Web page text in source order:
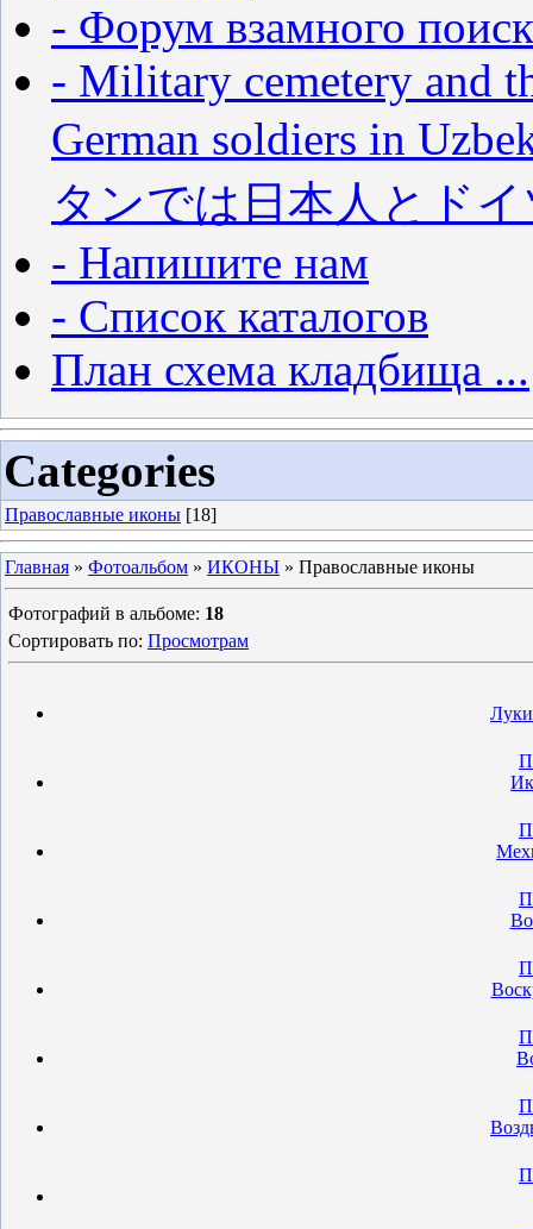
- Форум взамного
- Military cemetery and
German soldiers in
タンでは日本人とド
- Напишите нам
- Список каталогов
План схема кладбища ...
Categories
Православные иконы [18]
Главная » Фотоальбом » ИКОНЫ » Православные иконы
Фотографий в альбоме: 18
Сортировать по: Просмотрам